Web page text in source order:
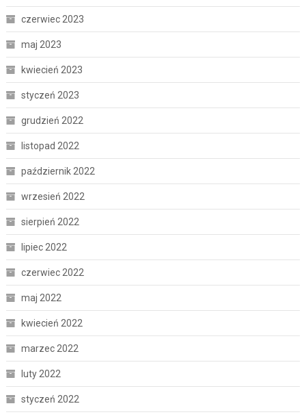
czerwiec 2023
maj 2023
kwiecień 2023
styczeń 2023
grudzień 2022
listopad 2022
październik 2022
wrzesień 2022
sierpień 2022
lipiec 2022
czerwiec 2022
maj 2022
kwiecień 2022
marzec 2022
luty 2022
styczeń 2022